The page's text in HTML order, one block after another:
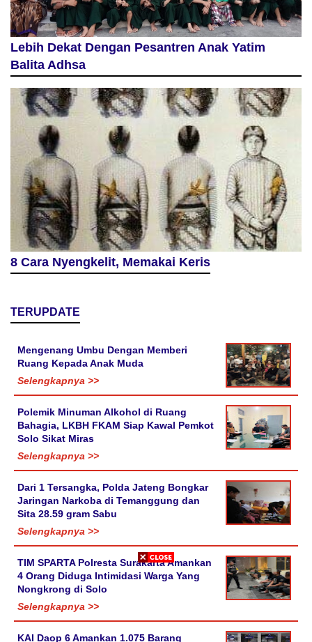
Lebih Dekat Dengan Pesantren Anak Yatim
Balita Adhsa
8 Cara Nyengkelit, Memakai Keris
TERUPDATE
Mengenang Umbu Dengan Memberi
Ruang Kepada Anak Muda
Selengkapnya >>
Polemik Minuman Alkohol di Ruang
Bahagia, LKBH FKAM Siap Kawal Pemkot
Solo Sikat Miras
Selengkapnya >>
Dari 1 Tersangka, Polda Jateng Bongkar
Jaringan Narkoba di Temanggung dan
Sita 28.59 gram Sabu
Selengkapnya >>
TIM SPARTA Polresta Surakarta Amankan
4 Orang Diduga Intimidasi Warga Yang
Nongkrong di Solo
Selengkapnya >>
KAI Daop 6 Amankan 1.075 Barang